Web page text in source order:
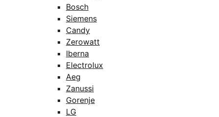
Bosch
Siemens
Candy
Zerowatt
Iberna
Electrolux
Aeg
Zanussi
Gorenje
LG